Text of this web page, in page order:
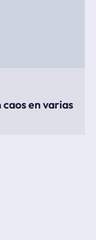
en varias